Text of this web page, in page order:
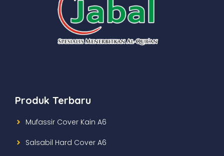
Produk Terbaru
Mufassir Cover Kain A6
Salsabil Hard Cover A6